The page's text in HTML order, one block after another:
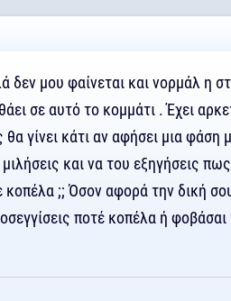
μου φαίνεται και νορμάλ η
σε αυτό το κομμάτι . Έχει
γίνει κάτι αν αφήσει μια φάση
και να του εξηγήσεις
κοπέλα ;; Όσον αφορά την δική
ποτέ κοπέλα ή